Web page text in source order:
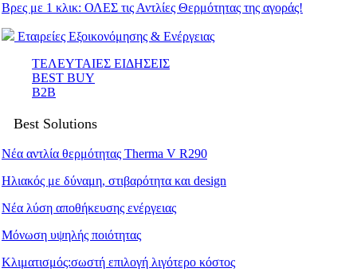
Βρες με 1 κλικ: ΟΛΕΣ τις Αντλίες Θερμότητας της αγοράς!
Εταιρείες Εξοικονόμησης & Ενέργειας
ΤΕΛΕΥΤΑΙΕΣ ΕΙΔΗΣΕΙΣ
BEST BUY
B2B
Best Solutions
Νέα αντλία θερμότητας Therma V R290
Ηλιακός με δύναμη, στιβαρότητα και design
Νέα λύση αποθήκευσης ενέργειας
Μόνωση υψηλής ποιότητας
Κλιματισμός:σωστή επιλογή λιγότερο κόστος